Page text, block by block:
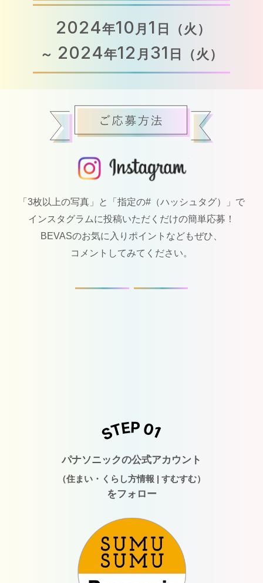
2024年10 月 1 日（火）
～ 2024年12 月 31 日（火）
「3枚以上の写真」と「指定の#（ハッシュタグ）」で
インスタグラムに投稿いただくだけの簡単応募！
BEVASのお気に入りポイントなどもぜひ、
コメントしてみてください。
パナソニックの公式アカウント
（住まい・くらし方情報 | すむすむ）
をフォロー